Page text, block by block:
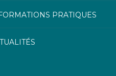
PRATIQUES